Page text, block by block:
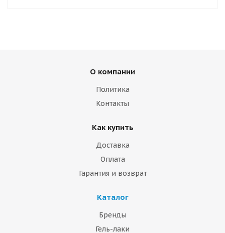
О компании
Политика
Контакты
Как купить
Доставка
Оплата
Гарантия и возврат
Каталог
Бренды
Гель-лаки